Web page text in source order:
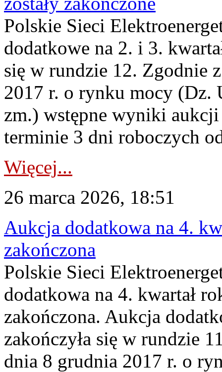
Polskie Sieci
dodatkowe na 2. i 3.
się w rundzie 12. Zgodnie
2017 r. o rynku mocy (Dz.
zm.) wstępne wyniki
terminie 3 dni roboczych
Więcej...
26 marca 2026, 18:51
Aukcja dodatkowa na 4.
zakończona
Polskie Sieci
dodatkowa na 4. kwartał
zakończona. Aukcja
zakończyła się w rundzie
dnia 8 grudnia 2017 r. o